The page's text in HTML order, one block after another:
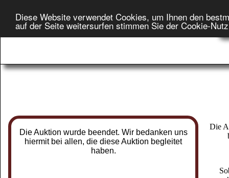
Diese Website verwendet Cookies, um Ihnen den
auf der Seite weitersurfen stimmen Sie der Cookie-
Die Auktion wurde beendet. Wir bedanken uns
hiermit bei allen, die diese Auktion begleitet
haben.
Die